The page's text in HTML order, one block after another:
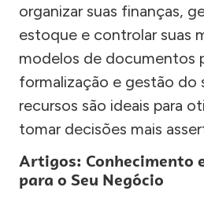
organizar suas finanças,
estoque e controlar suas
modelos de documentos
formalização e gestão do
recursos são ideais para
tomar decisões mais
Artigos: Conhecimento
para o Seu Negócio